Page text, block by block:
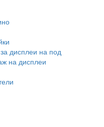
дисплеи на под
на дисплеи